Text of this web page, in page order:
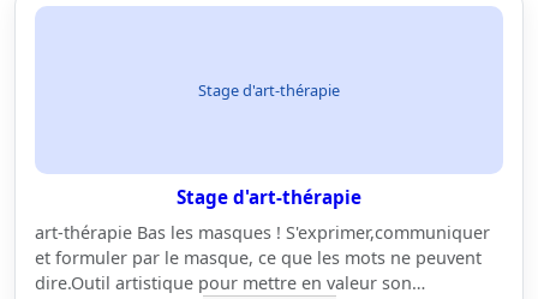
Stage d'art-thérapie
Stage d'art-thérapie
art-thérapie Bas les masques ! S'exprimer,communiquer
et formuler par le masque, ce que les mots ne peuvent
dire.Outil artistique pour mettre en valeur son…